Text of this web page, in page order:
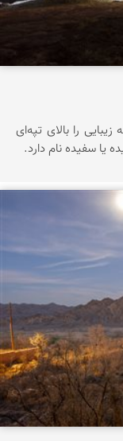
را بالای تپه‌ای